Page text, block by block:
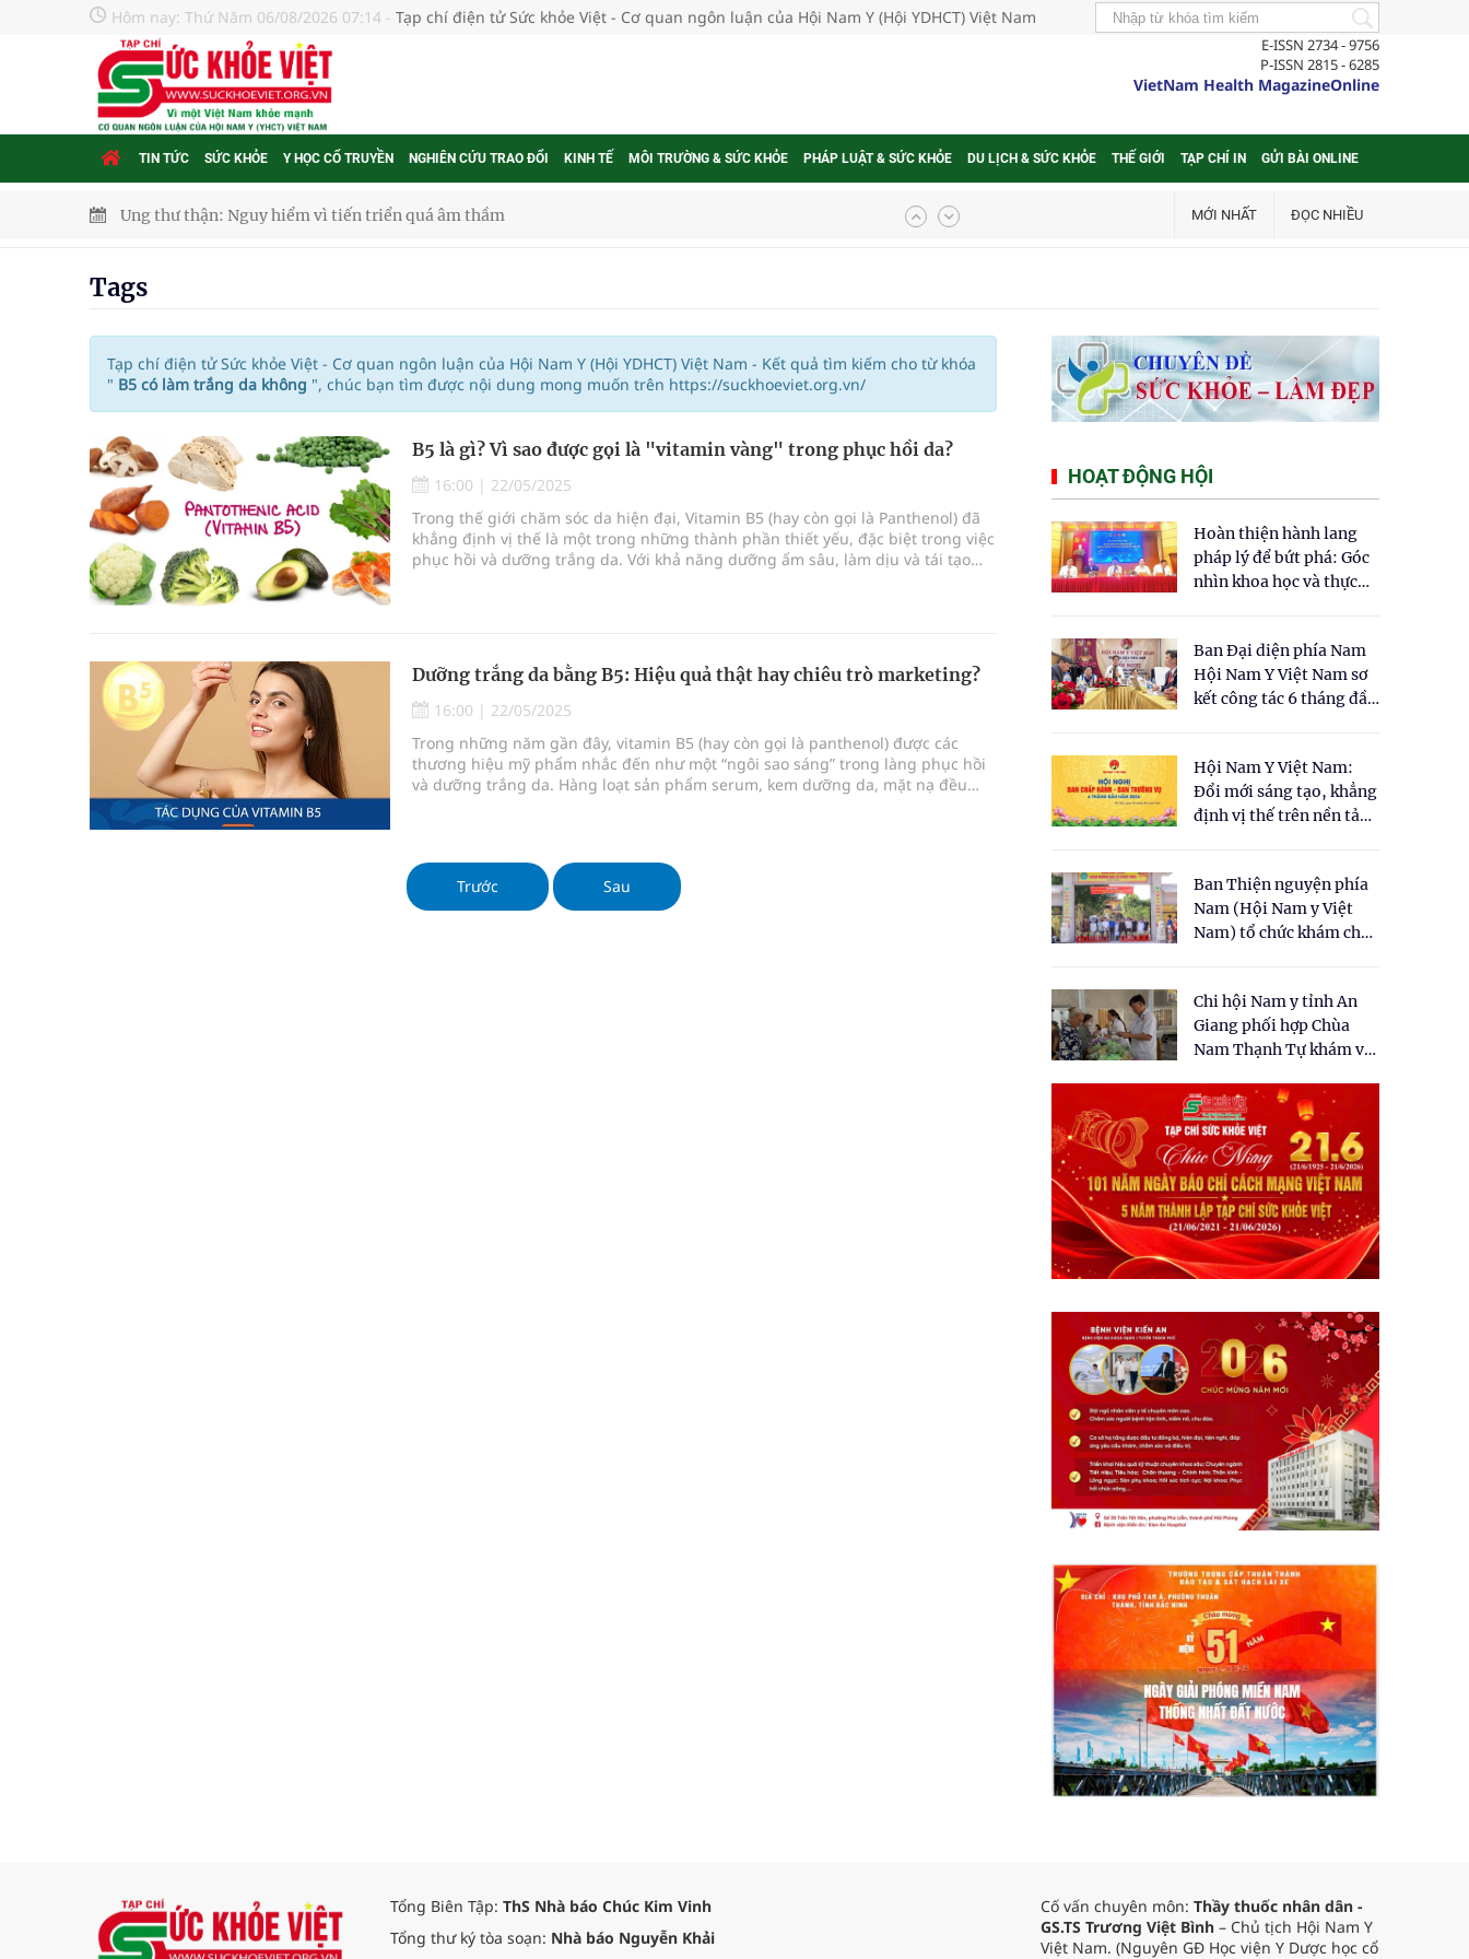
Hôm nay: Thứ Năm 06/08/2026 07:14 - Tạp chí điện tử Sức khỏe Việt - Cơ quan ngôn luận của Hội Nam Y (Hội YDHCT) Việt Nam
E-ISSN 2734 - 9756
P-ISSN 2815 - 6285
VietNam Health MagazineOnline
TIN TỨC SỨC KHỎE Y HỌC CỔ TRUYỀN NGHIÊN CỨU TRAO ĐỔI KINH TẾ MÔI TRƯỜNG & SỨC KHỎE PHÁP LUẬT & SỨC KHỎE DU LỊCH & SỨC KHỎE THẾ GIỚI TẠP CHÍ IN GỬI BÀI ONLINE
Ung thư thận: Nguy hiểm vì tiến triển quá âm thầm
Lâm Đồng: Quyết tâm đưa sân bay Liên Khương trở lại khai thác vào ngày 19/8
Ngày hoạt động đầu tiên, Bệnh viện Phụ sản Trung ương cơ sở 2 đón hơn 500 lượt khám
Dự báo thời tiết ngày 06/8/2026: Bắc Bộ có mưa dông rải rác.
Nâng cao chất lượng đào tạo, đáp ứng yêu cầu phát triển nguồn nhân lực thời kỳ mới
Bộ Y tế yêu cầu ngừng ngay kinh doanh thực phẩm Slimaura Care x3 trên 2 sàn thương mại điện tử
BSR tăng 12,5% năng lực tồn chứa dầu thô tại NMLD Dung Quất
cầu
MỚI NHẤT ĐỌC NHIỀU
Tags
Tạp chí điện tử Sức khỏe Việt - Cơ quan ngôn luận của Hội Nam Y (Hội YDHCT) Việt Nam - Kết quả tìm kiếm cho từ khóa
" B5 có làm trắng da không ", chúc bạn tìm được nội dung mong muốn trên https://suckhoeviet.org.vn/
B5 là gì? Vì sao được gọi là "vitamin vàng" trong phục hồi da?
16:00 | 22/05/2025
Trong thế giới chăm sóc da hiện đại, Vitamin B5 (hay còn gọi là Panthenol) đã
khẳng định vị thế là một trong những thành phần thiết yếu, đặc biệt trong việc
phục hồi và dưỡng trắng da. Với khả năng dưỡng ẩm sâu, làm dịu và tái tạo
Dưỡng trắng da bằng B5: Hiệu quả thật hay chiêu trò marketing?
16:00 | 22/05/2025
Trong những năm gần đây, vitamin B5 (hay còn gọi là panthenol) được các
thương hiệu mỹ phẩm nhắc đến như một “ngôi sao sáng” trong làng phục hồi
và dưỡng trắng da. Hàng loạt sản phẩm serum, kem dưỡng da, mặt nạ đều
Trước
Sau
HOẠT ĐỘNG HỘI
Hoàn thiện hành lang
pháp lý để bứt phá: Góc
nhìn khoa học và thực
cho Luật Y dược cổ
truyền Việt Nam"
Ban Đại diện phía Nam
Hội Nam Y Việt Nam sơ
kết công tác 6 tháng đầu
Hội Nam Y Việt Nam:
Đổi mới sáng tạo, khẳng
định vị thế trên nền tảng
Ban Thiện nguyện phía
Nam (Hội Nam y Việt
Nam) tổ chức khám chữa
dân tại xã Tân Tập
Chi hội Nam y tỉnh An
Giang phối hợp Chùa
Nam Thạnh Tự khám và
nhân dân
Tổng Biên Tập: ThS Nhà báo Chúc Kim Vinh
Tổng thư ký tòa soạn: Nhà báo Nguyễn Khải
Cố vấn chuyên môn: Thầy thuốc nhân dân -
GS.TS Trương Việt Bình – Chủ tịch Hội Nam Y
Việt Nam. (Nguyên GĐ Học viện Y Dược học cổ